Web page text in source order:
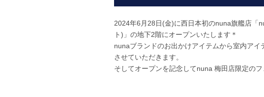
2024年6月28日(金)に西日本初のnuna旗艦店「
ト)」の地下2階にオープンいたします＊
nunaブランドのお出かけアイテムから室内ア
させていただきます。
そしてオープンを記念してnuna 梅田店限定のフ